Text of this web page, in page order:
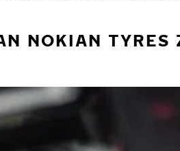
NOKIAN TYRES